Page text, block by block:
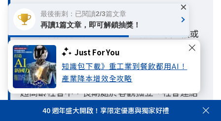
Just For You
知識包下載》重工業到餐飲都用AI！
產業降本增效全攻略
Q2.什麼是孤獨死？哪些人需要特別留意？
A2：孤獨死通常是指一個人在缺乏親友關懷或
社會支持的情況下獨自離世，且長時間未被發
現的情形。一般人常以為只有高齡者才有風
險，但隨著少子化、單身與獨居人口增加，在
超高齡社會中，長期處於客觀孤立、社會連結
薄弱或缺乏支持網絡的人，都面臨較高風險。
40 週年盛大開啟！享限定優惠與獨家好禮
最後衝刺：已閱讀2/3篇文章
再讀1篇文章，即可解鎖抽獎！
×